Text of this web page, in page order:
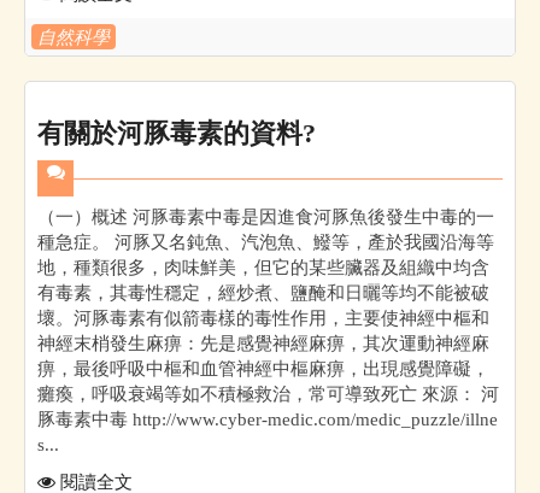
自然科學
有關於河豚毒素的資料?
（一）概述 河豚毒素中毒是因進食河豚魚後發生中毒的一
種急症。 河豚又名鈍魚、汽泡魚、鱍等，產於我國沿海等
地，種類很多，肉味鮮美，但它的某些臟器及組織中均含
有毒素，其毒性穩定，經炒煮、鹽醃和日曬等均不能被破
壞。河豚毒素有似箭毒樣的毒性作用，主要使神經中樞和
神經末梢發生麻痹：先是感覺神經麻痹，其次運動神經麻
痹，最後呼吸中樞和血管神經中樞麻痹，出現感覺障礙，
癱瘓，呼吸衰竭等如不積極救治，常可導致死亡 來源： 河
豚毒素中毒 http://www.cyber-medic.com/medic_puzzle/illne
s...
閱讀全文